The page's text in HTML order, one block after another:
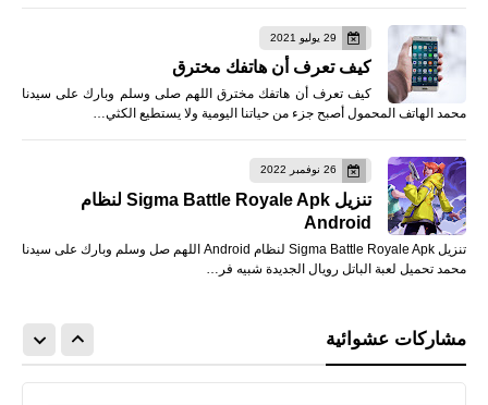
29 يوليو 2021
كيف تعرف أن هاتفك مخترق
كيف تعرف أن هاتفك مخترق اللهم صلى وسلم وبارك على سيدنا
محمد الهاتف المحمول أصبح جزء من حياتنا اليومية ولا يستطيع الكثي…
26 نوفمبر 2022
تنزيل Sigma Battle Royale Apk لنظام
Android
تنزيل Sigma Battle Royale Apk لنظام Android اللهم صل وسلم وبارك على سيدنا
محمد تحميل لعبة الباتل رويال الجديدة شبيه فر…
مشاركات عشوائية